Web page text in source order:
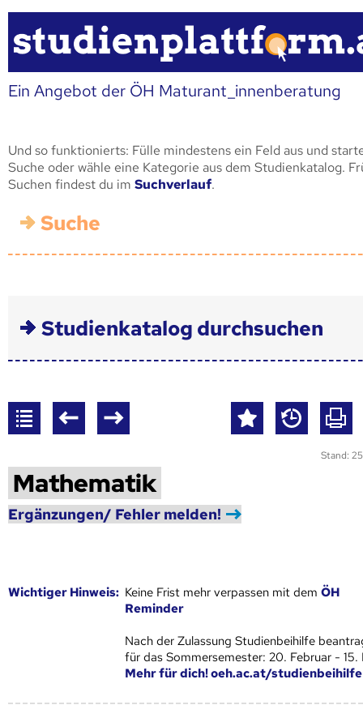
Ein Angebot der ÖH Maturant_innenberatung
Und so funktionierts: Fülle mindestens ein Feld aus und
Suche oder wähle eine Kategorie aus dem Studienkatalog.
Suchen findest du im Suchverlauf.
Suche
Studienkatalog durchsuchen
Stand:
Mathematik
Ergänzungen/ Fehler melden!
Wich­ti­ger Hin­weis: Keine Frist mehr verpassen mit demÖH
Reminder
Nach der Zulassung Studienbeihilfe
für das Sommersemester: 20. Februar - 15.
Mehr für dich! oeh.ac.at/studienbeihilfe